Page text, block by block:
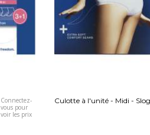
Connectez-
vous pour
voir les prix
Culotte à l'unité - Midi -